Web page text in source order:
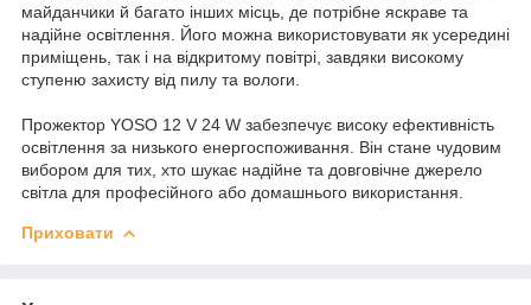
майданчики й багато інших місць, де потрібне яскраве та
надійне освітлення. Його можна використовувати як усередині
приміщень, так і на відкритому повітрі, завдяки високому
ступеню захисту від пилу та вологи.
Прожектор YOSO 12 V 24 W забезпечує високу ефективність
освітлення за низького енергоспоживання. Він стане чудовим
вибором для тих, хто шукає надійне та довговічне джерело
світла для професійного або домашнього використання.
Приховати